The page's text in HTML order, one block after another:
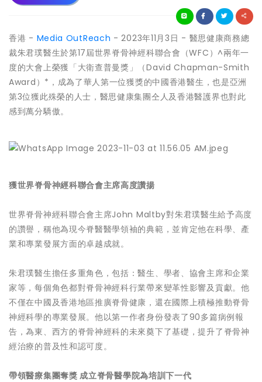
香港 - Media OutReach - 2023年11月3日 - 醫思健康商務總
裁朱君璞醫生於第17屆世界脊骨神經科聯合會（WFC）^兩年一
度的大會上榮獲「大衛查普曼獎」（David Chapman-Smith
Award）*，成為了華人第一位獲獎的中國香港醫生，也是亞洲
第3位獲此殊榮的人士，醫思健康集團仝人及香港醫護界也對此
感到萬分驕傲。
獲世界脊骨神經科聯合會主席高度讚揚
世界脊骨神經科聯合會主席John Maltby對朱君璞醫生給予高度
的讚譽，稱他為現今脊醫醫學領袖的典範，並肯定他在科學、產
業和專業發展方面的卓越成就。
朱君璞醫生擔任多重角色，包括：醫生、學者、協會主席和企業
家等，每個角色都對脊骨神經科行業帶來變革性影響及貢獻。他
不僅在中國及香港地區推廣脊骨健康，還在國際上積極推動脊骨
神經科學的專業發展。他以第一作者身份發表了90多篇病例報
告，為東、西方的脊骨神經科的未來奠下了基礎，提升了脊骨神
經治療的普及性和認可度。
帶領醫療集團奪獎 成立脊骨醫學院為培訓下一代